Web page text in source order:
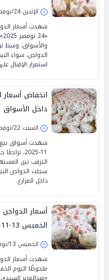
الإثنين 24/نوفمبر/2025 - 08:30 ص
شهدت أسعار
والأسواق، وسط
الدواجن، سواء
استمرار الإقبال
انخفاض أسعار
داخل الأسواق
السبت 22/نوفمبر/2025 - 08:00 ص
11-2025،
الترقب بين
داخل المزارع.
أسعار
الخميس 13-11-2025
الخميس 13/نوفمبر/2025 - 08:00 ص
شهدت أسعار